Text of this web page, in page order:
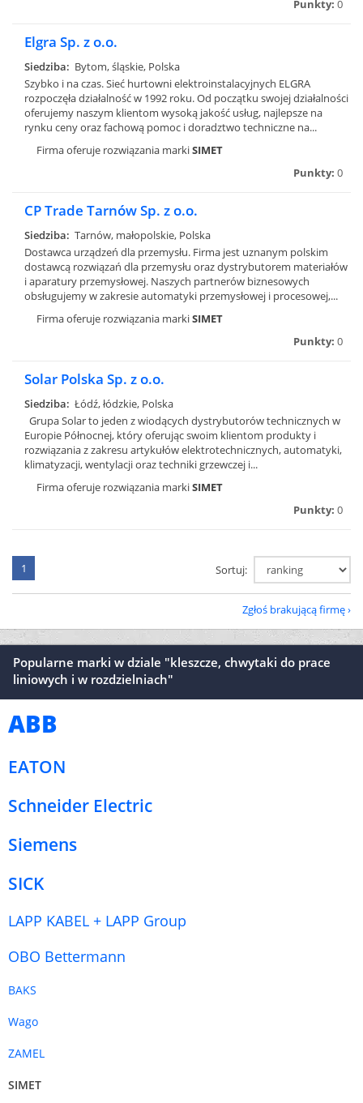
Punkty: 0
Elgra Sp. z o.o.
Siedziba: Bytom, śląskie, Polska
Szybko i na czas. Sieć hurtowni elektroinstalacyjnych ELGRA
rozpoczęła działalność w 1992 roku. Od początku swojej działalności
oferujemy naszym klientom wysoką jakość usług, najlepsze na
rynku ceny oraz fachową pomoc i doradztwo techniczne na...
Firma oferuje rozwiązania markiSIMET
Punkty: 0
CP Trade Tarnów Sp. z o.o.
Siedziba: Tarnów, małopolskie, Polska
Dostawca urządzeń dla przemysłu. Firma jest uznanym polskim
dostawcą rozwiązań dla przemysłu oraz dystrybutorem materiałów
i aparatury przemysłowej. Naszych partnerów biznesowych
obsługujemy w zakresie automatyki przemysłowej i procesowej,...
Firma oferuje rozwiązania markiSIMET
Punkty: 0
Solar Polska Sp. z o.o.
Siedziba: Łódź, łódzkie, Polska
Grupa Solar to jeden z wiodących dystrybutorów technicznych w
Europie Północnej, który oferując swoim klientom produkty i
rozwiązania z zakresu artykułów elektrotechnicznych, automatyki,
klimatyzacji, wentylacji oraz techniki grzewczej i...
Firma oferuje rozwiązania markiSIMET
Punkty: 0
1 Sortuj:
Zgłoś brakującą firmę
Popularne marki w dziale "kleszcze, chwytaki do prace
liniowych i w rozdzielniach"
ABB
EATON
Schneider Electric
Siemens
SICK
LAPP KABEL + LAPP Group
OBO Bettermann
BAKS
Wago
ZAMEL
SIMET